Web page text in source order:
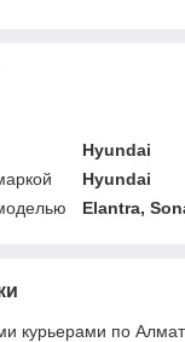
Hyundai
Hyundai
Elantra,
курьерами по